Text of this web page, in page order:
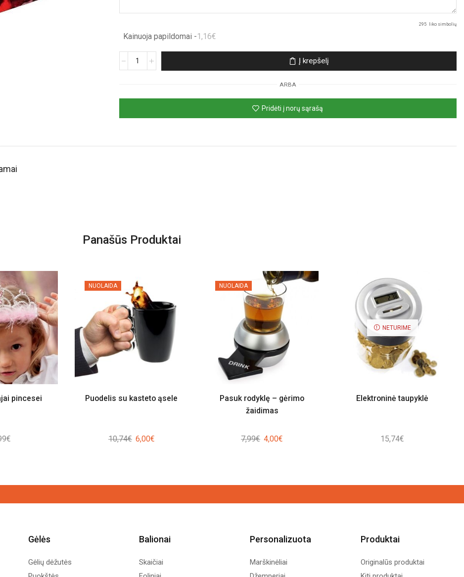
295 liko simbolių
Kainuoja papildomai -1,16€
produkto
rytas“
Į krepšelį
ARBA
Pridėti į norų sąrašą
Panašūs Produktai
pincesei
€
NUOLAIDA
Puodelis su kasteto ąsele
10,74€ Original
6,00€Current
NUOLAIDA
Pasuk rodyklę – gėrimo
žaidimas
7,99€ Original
4,00€
NETURIME
Elektroninė taupyklė
15,74€
Gėlės
Gėlių dėžutės
Balionai
Skaičiai
Personalizuota
Marškinėliai
Produktai
Originalūs produktai